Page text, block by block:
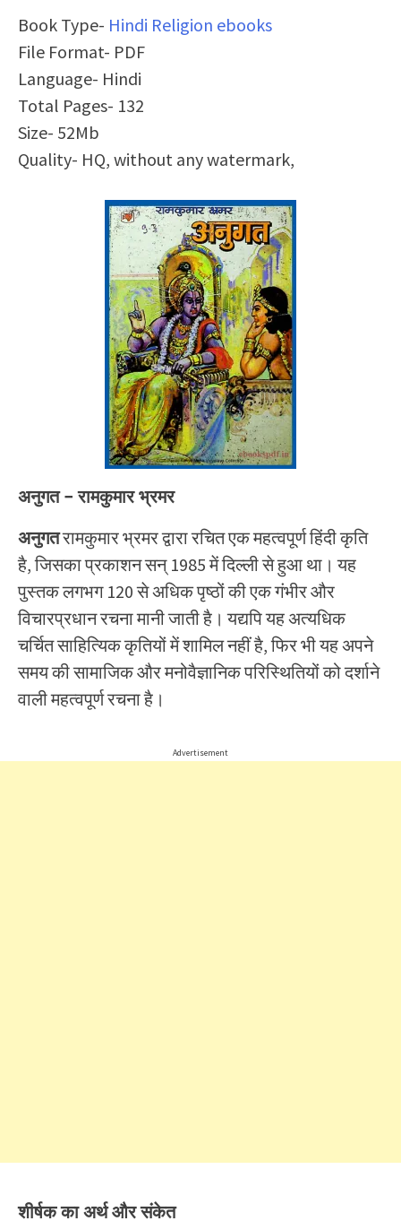
Book Type- Hindi Religion ebooks
File Format- PDF
Language- Hindi
Total Pages- 132
Size- 52Mb
Quality- HQ, without any watermark,
अनुगत– रामकुमार भ्रमर
अनुगतरामकुमार भ्रमर द्वारा रचित एक महत्वपूर्ण हिंदी कृति
है, जिसका प्रकाशन सन् 1985 में दिल्ली से हुआ था। यह
पुस्तक लगभग 120 से अधिक पृष्ठों की एक गंभीर और
विचारप्रधान रचना मानी जाती है। यद्यपि यह अत्यधिक
चर्चित साहित्यिक कृतियों में शामिल नहीं है, फिर भी यह अपने
समय की सामाजिक और मनोवैज्ञानिक परिस्थितियों को दर्शाने
वाली महत्वपूर्ण रचना है।
Advertisement
शीर्षक का अर्थ और संकेत